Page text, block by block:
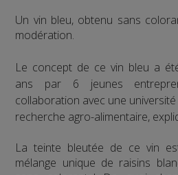
Un vin bleu, obtenu sans
modération.
Le concept de ce vin bleu a
ans par 6 jeunes
collaboration avec une
recherche agro-alimentaire,
La teinte bleutée de ce vin
mélange unique de raisins